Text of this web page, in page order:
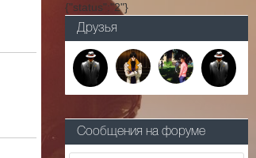
{"status":"2"}
Друзья
Сообщения на форуме